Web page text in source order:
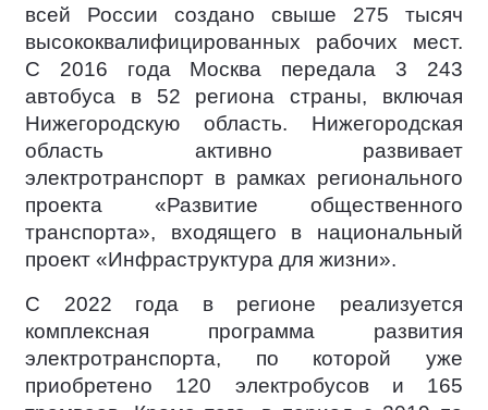
всей России создано свыше 275 тысяч
высококвалифицированных рабочих мест.
С 2016 года Москва передала 3 243
автобуса в 52 региона страны, включая
Нижегородскую область. Нижегородская
область активно развивает
электротранспорт в рамках регионального
проекта «Развитие общественного
транспорта», входящего в национальный
проект «Инфраструктура для жизни».
С 2022 года в регионе реализуется
комплексная программа развития
электротранспорта, по которой уже
приобретено 120 электробусов и 165